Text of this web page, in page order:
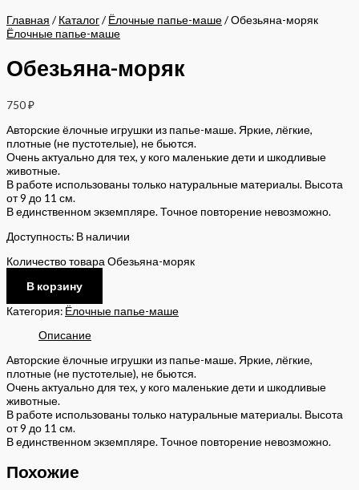
Главная / Каталог/ Ёлочные папье-маше/ Обезьяна-моряк
Ёлочные папье-маше
Обезьяна-моряк
750₽
Авторские ёлочные игрушки из папье-маше. Яркие, лёгкие,
плотные (не пустотелые), не бьются.
Очень актуально для тех, у кого маленькие дети и шкодливые
животные.
В работе использованы только натуральные материалы. Высота
от 9 до 11 см.
В единственном экземпляре. Точное повторение невозможно.
Доступность: В наличии
Количество товара Обезьяна-моряк
В корзину
Категория: Ёлочные папье-маше
Описание
Авторские ёлочные игрушки из папье-маше. Яркие, лёгкие,
плотные (не пустотелые), не бьются.
Очень актуально для тех, у кого маленькие дети и шкодливые
животные.
В работе использованы только натуральные материалы. Высота
от 9 до 11 см.
В единственном экземпляре. Точное повторение невозможно.
Похожие